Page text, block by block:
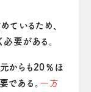
ているため、
要がある。
からも20％ほ
である 。 一方